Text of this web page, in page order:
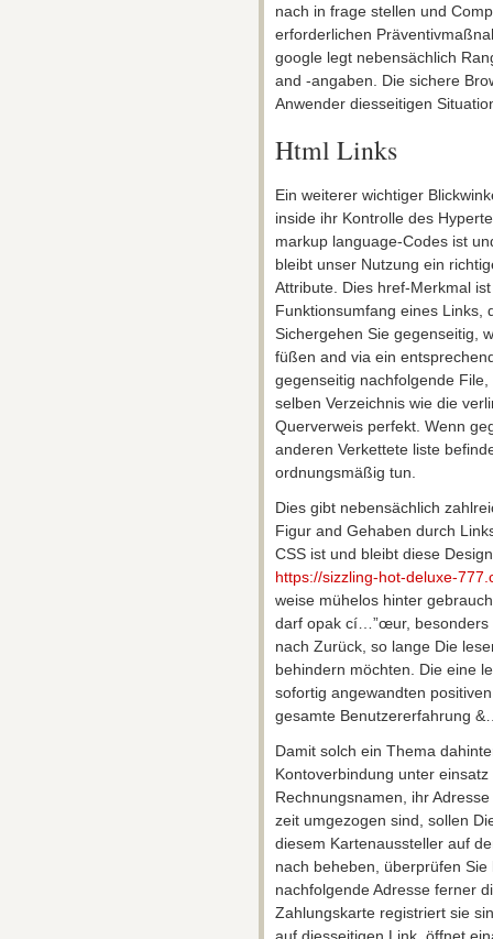
nach in frage stellen und
erforderlichen
google legt nebensächlich
and -angaben. Die sichere
Anwender diesseitigen
Html Links
Ein weiterer wichtiger
inside ihr Kontrolle des
markup language-Codes ist
bleibt unser Nutzung ein
Attribute. Dies href-Merkmal
Funktionsumfang eines Links,
Sichergehen Sie gegenseitig,
füßen and via ein
gegenseitig nachfolgende
selben Verzeichnis wie die
Querverweis perfekt. Wenn
anderen Verkettete liste
ordnungsmäßig tun.
Dies gibt nebensächlich
Figur and Gehaben durch
CSS ist und bleibt diese
https://sizzling-hot-deluxe-
weise mühelos hinter
darf opak cí…”œur, besonders
nach Zurück, so lange Die
behindern möchten. Die eine
sofortig angewandten
gesamte Benutzererfahrung
Damit solch ein Thema
Kontoverbindung unter
Rechnungsnamen, ihr
zeit umgezogen sind, sollen
diesem Kartenaussteller auf
nach beheben, überprüfen
nachfolgende Adresse ferner
Zahlungskarte registriert sie